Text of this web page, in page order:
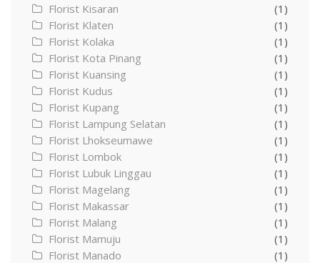
Florist Kisaran
(1)
Florist Klaten
(1)
Florist Kolaka
(1)
Florist Kota Pinang
(1)
Florist Kuansing
(1)
Florist Kudus
(1)
Florist Kupang
(1)
Florist Lampung Selatan
(1)
Florist Lhokseumawe
(1)
Florist Lombok
(1)
Florist Lubuk Linggau
(1)
Florist Magelang
(1)
Florist Makassar
(1)
Florist Malang
(1)
Florist Mamuju
(1)
Florist Manado
(1)